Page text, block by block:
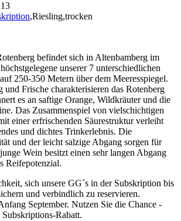
,Riesling,trocken
befindet sich in Altenbamberg im
unserer 7 unterschiedlichen
250-350 Metern über dem Meeresspiegel.
und Frische charakterisieren das Rotenberg
es an saftige Orange, Wildkräuter und die
Das Zusammenspiel von vielschichtigen
einer erfrischenden Säurestruktur verleiht
und dichtes Trinkerlebnis. Die
und der leicht salzige Abgang sorgen für
Wein besitzt einen sehr langen Abgang
Reifepotenzial.
sich unsere GG´s in der Subskription bis
und verbindlich zu reservieren.
September. Nutzen Sie die Chance -
Rabatt.